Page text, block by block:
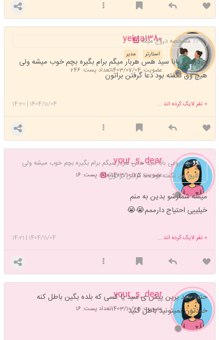
yekta1380
مدیر استارتر
عضویت: 1403/07/04 تعداد پست: 246
مشخصه دروغ میگه
چ دروغی بابا سید هس هربار میگم برام بگیره بچم خوب میشه ولی
هیچ وق نگفته بود دعا گرفتن براتون
1404/11/04
|
14:20 0 نفر لایک کرده اند ...
your_s_dear
عضویت: 1403/10/25 تعداد پست: 16
چ دروغی بابا سید هس هربار میگم برام بگیره بچم خوب میشه ولی
هیچ وق نگفته بود دعا گرفتن براتون
میشه شمارشو بدین به منم
خیلییی احتیاج دارممم😭😭
1404/11/04
|
14:21 0 نفر لایک کرده اند ...
your_s_dear
عضویت: 1403/10/25 تعداد پست: 16
حتما باید برین پیش ی سید یا کسی که بلده بگین باطل کنه
خودتون نمیتونید باطل کنید